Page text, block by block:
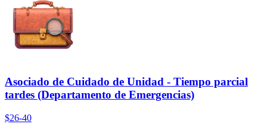
Asociado de Cuidado de Unidad - Tiempo parcial
tardes (Departamento de Emergencias)
$26-40